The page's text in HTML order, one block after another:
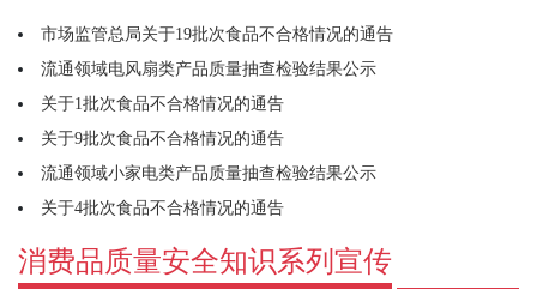
市场监管总局关于19批次食品不合格情况的通告
流通领域电风扇类产品质量抽查检验结果公示
关于1批次食品不合格情况的通告
关于9批次食品不合格情况的通告
流通领域小家电类产品质量抽查检验结果公示
关于4批次食品不合格情况的通告
消费品质量安全知识系列宣传